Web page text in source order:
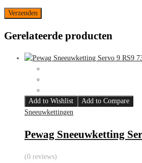
Gerelateerde producten
Add to Wishlist
Add to Compare
Sneeuwkettingen
Pewag Sneeuwketting
(0 reviews)